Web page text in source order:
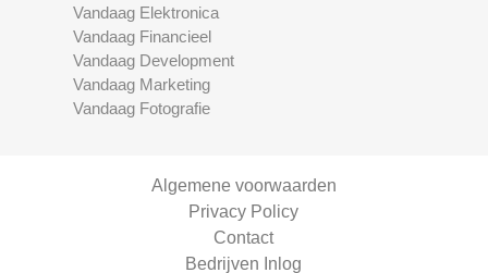
Vandaag Elektronica
Vandaag Financieel
Vandaag Development
Vandaag Marketing
Vandaag Fotografie
Algemene voorwaarden
Privacy Policy
Contact
Bedrijven Inlog